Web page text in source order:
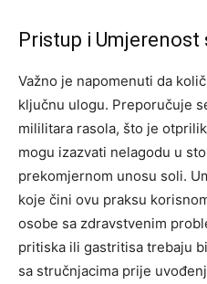
Pristup i Umjerenost
Važno je napomenuti da
ključnu ulogu. Preporučuje
mililitara rasola, što je
mogu izazvati nelagodu u
prekomjernom unosu soli.
koje čini ovu praksu
osobe sa zdravstvenim
pritiska ili gastritisa trebaju
sa stručnjacima prije